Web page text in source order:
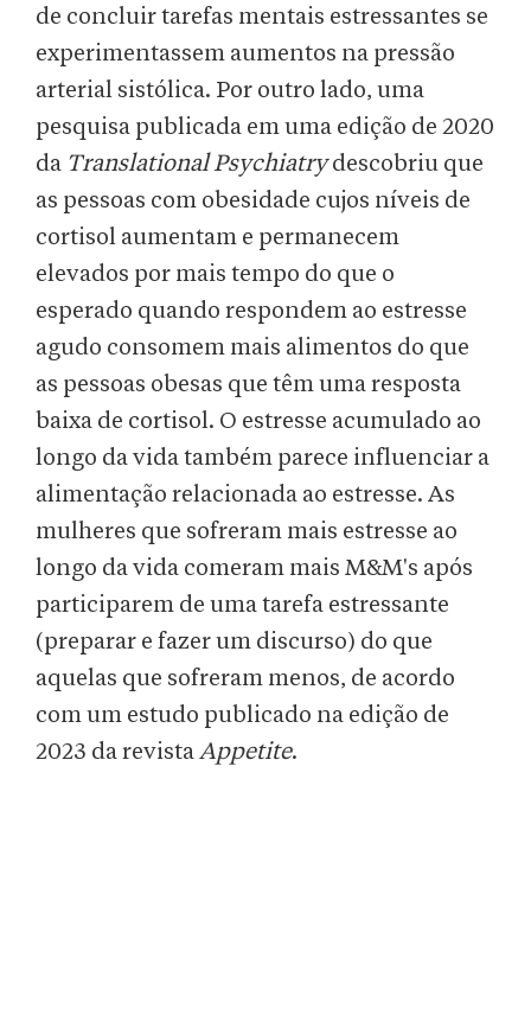
de concluir tarefas mentais estressantes se
experimentassem aumentos na pressão
arterial sistólica. Por outro lado, uma
pesquisa publicada em uma edição de 2020
da Translational Psychiatrydescobriu que
as pessoas com obesidade cujos níveis de
cortisol aumentam e permanecem
elevados por mais tempo do que o
esperado quando respondem ao estresse
agudo consomem mais alimentos do que
as pessoas obesas que têm uma resposta
baixa de cortisol. O estresse acumulado ao
longo da vida também parece influenciar a
alimentação relacionada ao estresse. As
mulheres que sofreram mais estresse ao
longo da vida comeram mais M&M's após
participarem de uma tarefa estressante
(preparar e fazer um discurso) do que
aquelas que sofreram menos, de acordo
com um estudo publicado na edição de
2023 da revistaAppetite.